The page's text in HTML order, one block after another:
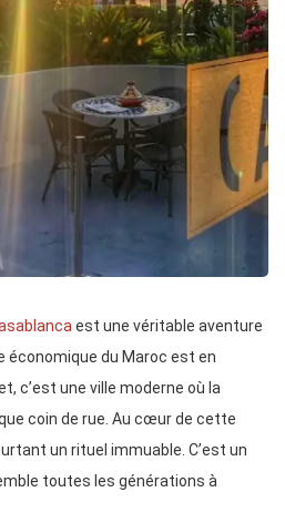
est une véritable aventure
économique du Maroc est en
c’est une ville moderne où la
coin de rue. Au cœur de cette
un rituel immuable. C’est un
toutes les générations à